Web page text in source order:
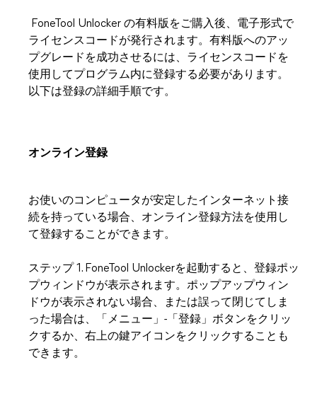
FoneTool Unlocker の有料版をご購入後、電子形式で
ライセンスコードが発行されます。有料版へのアッ
プグレードを成功させるには、ライセンスコードを
使用してプログラム内に登録する必要があります。
以下は登録の詳細手順です。
オンライン登録
お使いのコンピュータが安定したインターネット接
続を持っている場合、オンライン登録方法を使用し
て登録することができます。
ステップ 1. FoneTool Unlockerを起動すると、登録ポッ
プウィンドウが表示されます。ポップアップウィン
ドウが表示されない場合、または誤って閉じてしま
った場合は、「メニュー」-「登録」ボタンをクリッ
クするか、右上の鍵アイコンをクリックすることも
できます。